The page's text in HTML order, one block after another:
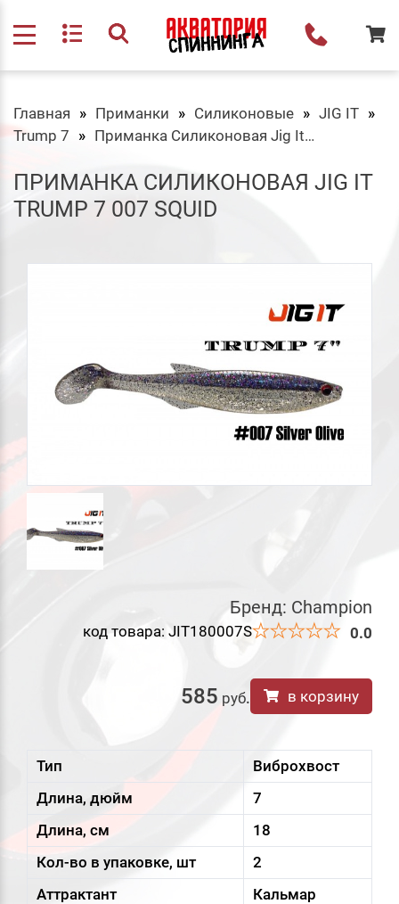
Главная Приманки Силиконовые
JIG IT
Trump 7
Приманка Силиконовая Jig It Trump 7 007 Squid
ПРИМАНКА СИЛИКОНОВАЯ JIG IT
TRUMP 7 007 SQUID
Бренд: Champion
код товара: JIT180007S 0.0
585 руб. в корзину
Тип
Виброхвост
Длина, дюйм
7
Длина, см
18
Кол-во в упаковке, шт
2
Аттрактант
Кальмар